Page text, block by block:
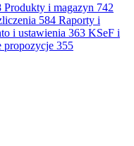
Produkty i magazyn 742
584 Raporty i
i ustawienia 363 KSeF i
propozycje 355